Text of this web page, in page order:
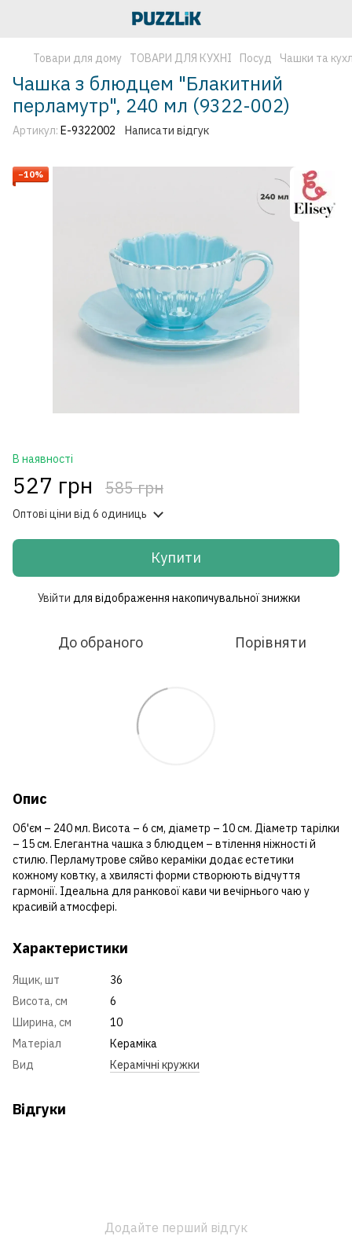
Товари для дому ТОВАРИ ДЛЯ КУХНІ Посуд Чашки та
Чашка з блюдцем "Блакитний
перламутр", 240 мл (9322-002)
Артикул: E-9322002 Написати відгук
−10%
В наявності
527 грн 585 грн
Оптові ціни від 6 одиниць
Купити
Увійти для відображення накопичувальної знижки
До обраного Порівняти
Опис
Об'єм – 240 мл. Висота – 6 см, діаметр – 10 см. Діаметр тарілки
– 15 см. Елегантна чашка з блюдцем – втілення ніжності й
стилю. Перламутрове сяйво кераміки додає естетики
кожному ковтку, а хвилясті форми створюють відчуття
гармонії. Ідеальна для ранкової кави чи вечірнього чаю у
красивій атмосфері.
Характеристики
Ящик, шт
36
Висота, см
6
Ширина, см
10
Матеріал
Кераміка
Вид
Керамічні кружки
Відгуки
Додайте перший відгук